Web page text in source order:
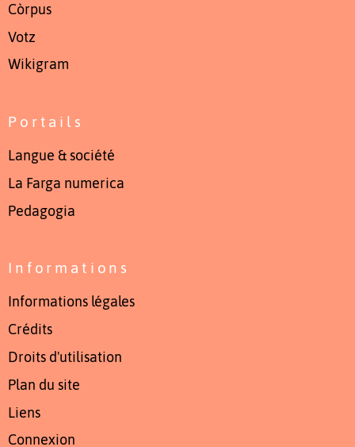
Còrpus
Votz
Wikigram
Portails
Langue & société
La Farga numerica
Pedagogia
Informations
Informations légales
Crédits
Droits d'utilisation
Plan du site
Liens
Connexion